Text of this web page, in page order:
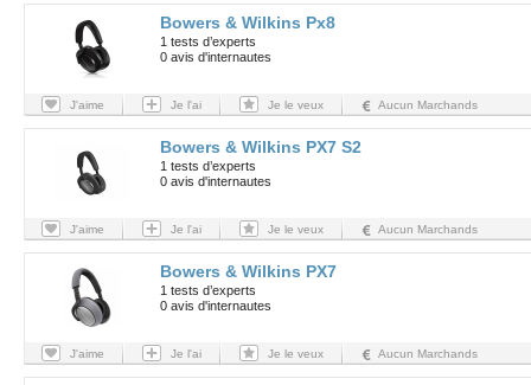
Bowers & Wilkins Px8
1 tests d’experts
0 avis d'internautes
J'aime Je l'ai Je le veux Aucun Marchands
Bowers & Wilkins PX7 S2
1 tests d’experts
0 avis d'internautes
J'aime Je l'ai Je le veux Aucun Marchands
Bowers & Wilkins PX7
1 tests d’experts
0 avis d'internautes
J'aime Je l'ai Je le veux Aucun Marchands